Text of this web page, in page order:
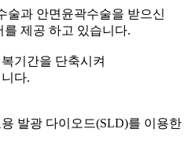
술과 안면윤곽수술을 받으신
를 제공 하고 있습니다.
기간을 단축시켜
다.
발광 다이오드(SLD)를 이용한